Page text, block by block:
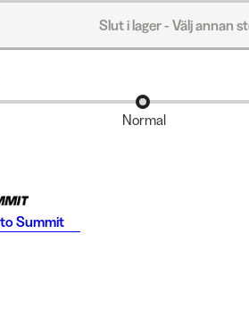
Slut i lager - Välj annan
Normal
Summit